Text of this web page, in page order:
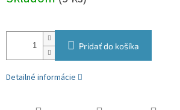
Pridať do košíka
Detailné informácie